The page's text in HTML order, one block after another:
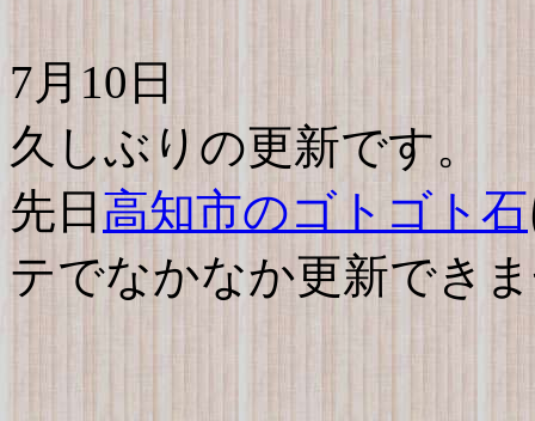
7月10日
久しぶりの更新です。
先日 高知市のゴトゴト石
テでなかなか更新でき